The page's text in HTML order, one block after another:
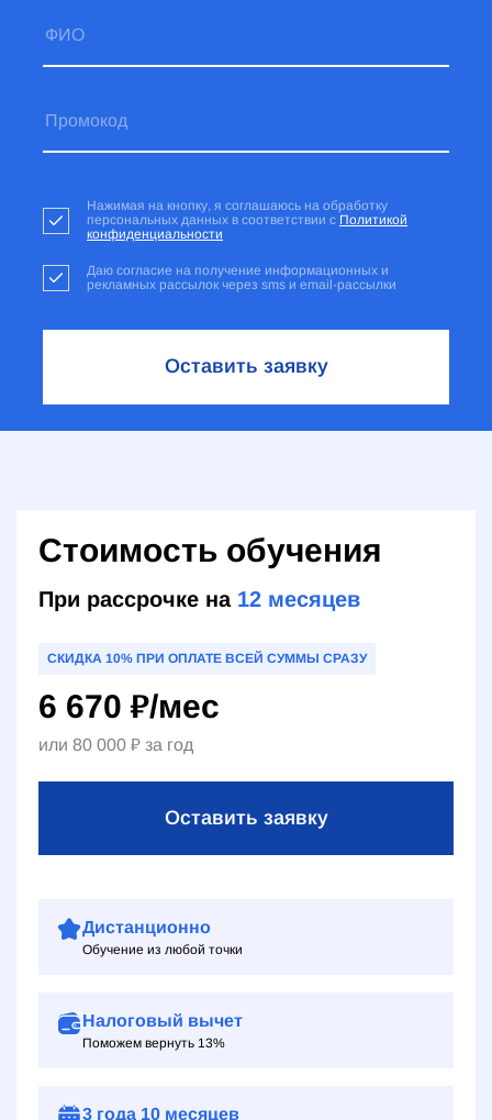
Нажимая на кнопку, я соглашаюсь на обработку
персональных данных в соответствии с Политикой
конфиденциальности
Даю согласие на получение информационных и
рекламных рассылок через sms и email-рассылки
Оставить заявку
Стоимость обучения
При рассрочке на 12 месяцев
СКИДКА 10% ПРИ ОПЛАТЕ ВСЕЙ СУММЫ СРАЗУ
6 670 ₽/мес
или 80 000 ₽ за год
Оставить заявку
Дистанционно
Обучение из любой точки
Налоговый вычет
Поможем вернуть 13%
3 года 10 месяцев